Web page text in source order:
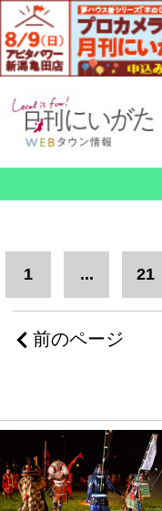
前のページ
1 ... 21